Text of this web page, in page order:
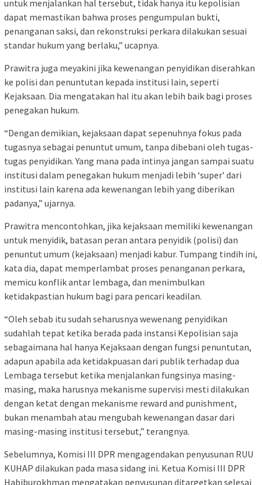
untuk menjalankan hal tersebut, tidak hanya itu kepolisian
dapat memastikan bahwa proses pengumpulan bukti,
penanganan saksi, dan rekonstruksi perkara dilakukan sesuai
standar hukum yang berlaku,” ucapnya.
Prawitra juga meyakini jika kewenangan penyidikan diserahkan
ke polisi dan penuntutan kepada institusi lain, seperti
Kejaksaan. Dia mengatakan hal itu akan lebih baik bagi proses
penegakan hukum.
“Dengan demikian, kejaksaan dapat sepenuhnya fokus pada
tugasnya sebagai penuntut umum, tanpa dibebani oleh tugas-
tugas penyidikan. Yang mana pada intinya jangan sampai suatu
institusi dalam penegakan hukum menjadi lebih ‘super’ dari
institusi lain karena ada kewenangan lebih yang diberikan
padanya,” ujarnya.
Prawitra mencontohkan, jika kejaksaan memiliki kewenangan
untuk menyidik, batasan peran antara penyidik (polisi) dan
penuntut umum (kejaksaan) menjadi kabur. Tumpang tindih ini,
kata dia, dapat memperlambat proses penanganan perkara,
memicu konflik antar lembaga, dan menimbulkan
ketidakpastian hukum bagi para pencari keadilan.
“Oleh sebab itu sudah seharusnya wewenang penyidikan
sudahlah tepat ketika berada pada instansi Kepolisian saja
sebagaimana hal hanya Kejaksaan dengan fungsi penuntutan,
adapun apabila ada ketidakpuasan dari publik terhadap dua
Lembaga tersebut ketika menjalankan fungsinya masing-
masing, maka harusnya mekanisme supervisi mesti dilakukan
dengan ketat dengan mekanisme reward and punishment,
bukan menambah atau mengubah kewenangan dasar dari
masing-masing institusi tersebut,” terangnya.
Sebelumnya, Komisi III DPR mengagendakan penyusunan RUU
KUHAP dilakukan pada masa sidang ini. Ketua Komisi III DPR
Habiburokhman mengatakan penyusunan ditargetkan selesai